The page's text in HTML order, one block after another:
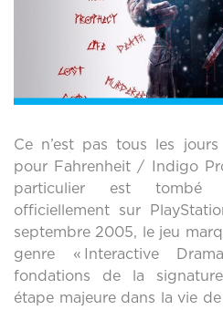
Ce n’est pas tous les
pour Fahrenheit / Indigo
particulier est tombé
officiellement sur
septembre 2005, le jeu
genre « Interactive
fondations de la
étape majeure dans la vie